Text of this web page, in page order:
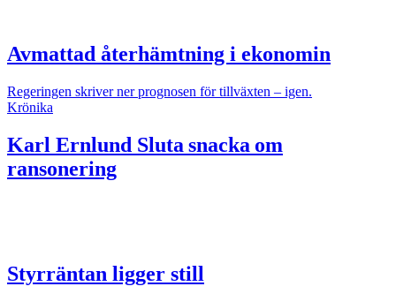
Avmattad återhämtning i ekonomin
Regeringen skriver ner prognosen för tillväxten – igen.
Krönika
Karl Ernlund Sluta snacka om
ransonering
Styrräntan ligger still